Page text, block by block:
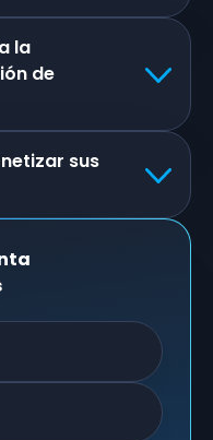
la
de
sus